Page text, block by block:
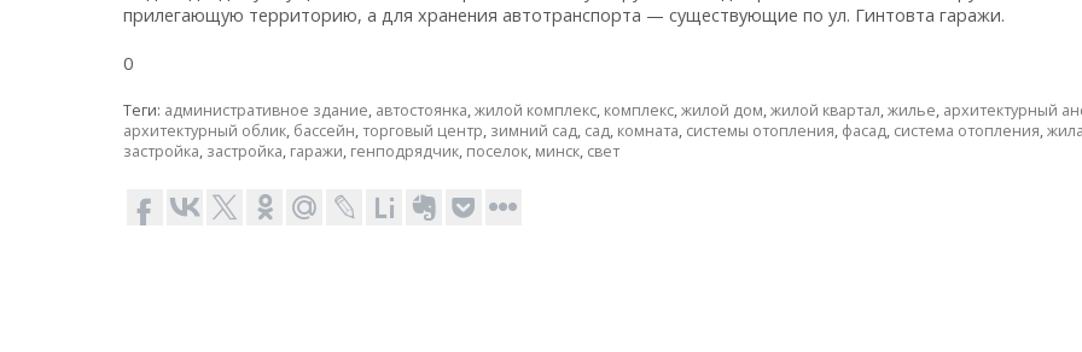
прилегающую территорию, а для хранения автотранспорта — существующие по ул. Гинтовта гаражи.
0
Теги: административное здание, автостоянка,жилой комплекс, комплекс,жилой дом,жилой квартал,жилье, архитектурный
архитектурный облик, бассейн,торговый центр, зимний сад, сад, комната, системы отопления, фасад, система отопления,
застройка, застройка, гаражи, генподрядчик, поселок, минск, свет